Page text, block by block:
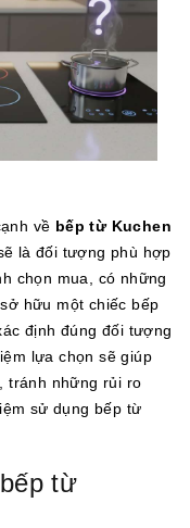
về bếp từ Kuchen
là đối tượng phù hợp
chọn mua, có những
hữu một chiếc bếp
định đúng đối tượng
lựa chọn sẽ giúp
tránh những rủi ro
sử dụng bếp từ
từ